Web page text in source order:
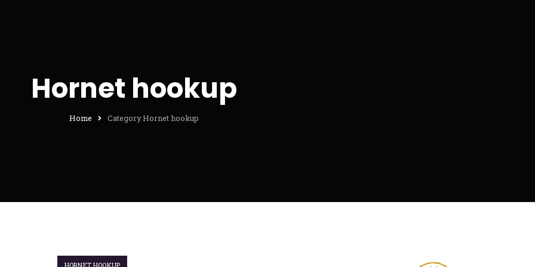
Hornet hookup
Home Category Hornet hookup
HORNET HOOKUP